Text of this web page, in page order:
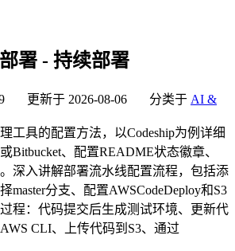
署 - 持续部署
更新于 2026-08-06 分类于 AI &
工具的配置方法，以Codeship为例详细
Bitbucket、配置README状态徽章、
深入讲解部署流水线配置流程，包括添
master分支、配置AWSCodeDeploy和S3
程：代码提交后生成测试环境、更新代
CLI、上传代码到S3、通过